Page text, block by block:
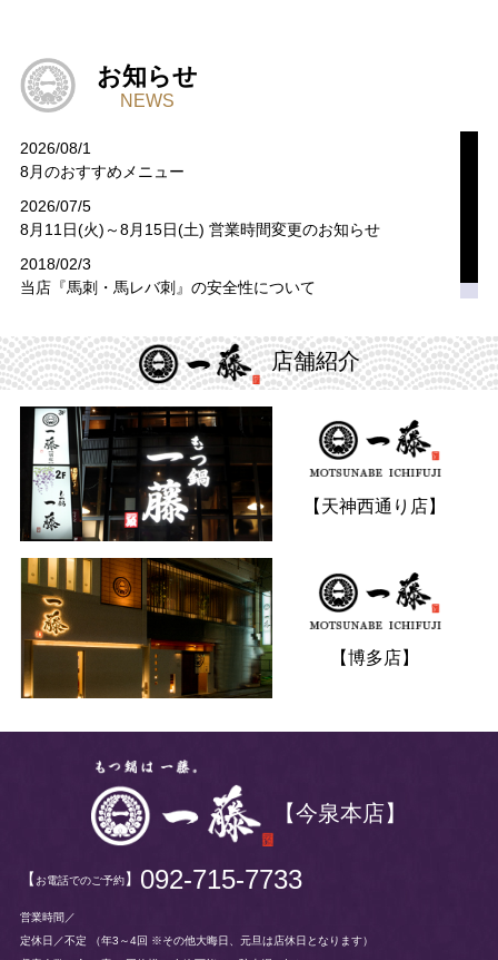
お知らせ
NEWS
2026/08/1
8月のおすすめメニュー
2026/07/5
8月11日(火)～8月15日(土) 営業時間変更のお知らせ
2018/02/3
当店『馬刺・馬レバ刺』の安全性について
店舗紹介
【天神西通り店】
【博多店】
【今泉本店】
【 お電話でのご予約】 092-715-7733
営業時間／
定休日／不定
（年3～4回 ※その他大晦日、元旦は店休日となります）